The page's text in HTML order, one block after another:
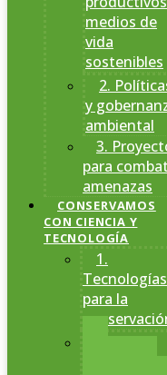
medios de
vida
sostenibles
2.
y
ambiental
3.
para
amenazas
CONSERVAMOS
CON CIENCIA Y
TECNOLOGÍA
1.
Tecnologías
para la